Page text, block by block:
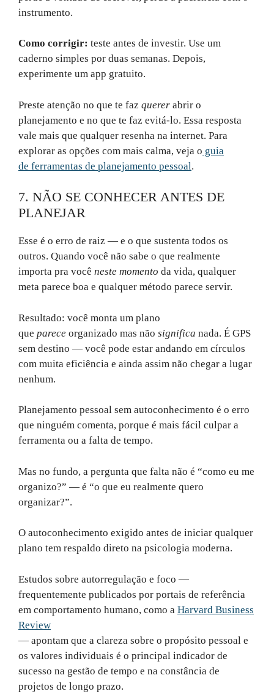
instrumento.
Como corrigir: teste antes de investir. Use um
caderno simples por duas semanas. Depois,
experimente um app gratuito.
Preste atenção no que te faz querer abrir o
planejamento e no que te faz evitá-lo. Essa resposta
vale mais que qualquer resenha na internet. Para
explorar as opções com mais calma, veja o guia
de ferramentas de planejamento pessoal.
7. NÃO SE CONHECER ANTES DE
PLANEJAR
Esse é o erro de raiz — e o que sustenta todos os
outros. Quando você não sabe o que realmente
importa pra você neste momento da vida, qualquer
meta parece boa e qualquer método parece servir.
Resultado: você monta um plano
que parece organizado mas não significa nada. É GPS
sem destino — você pode estar andando em círculos
com muita eficiência e ainda assim não chegar a lugar
nenhum.
Planejamento pessoal sem autoconhecimento é o erro
que ninguém comenta, porque é mais fácil culpar a
ferramenta ou a falta de tempo.
Mas no fundo, a pergunta que falta não é “como eu me
organizo?” — é “o que eu realmente quero
organizar?”.
O autoconhecimento exigido antes de iniciar qualquer
plano tem respaldo direto na psicologia moderna.
Estudos sobre autorregulação e foco —
frequentemente publicados por portais de referência
em comportamento humano, como a Harvard Business
Review
— apontam que a clareza sobre o propósito pessoal e
os valores individuais é o principal indicador de
sucesso na gestão de tempo e na constância de
projetos de longo prazo.